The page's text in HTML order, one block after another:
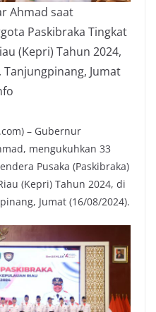
Ahmad saat
Paskibraka Tingkat
(Kepri) Tahun 2024,
Tanjungpinang, Jumat
– Gubernur
mengukuhkan 33
Pusaka (Paskibraka)
(Kepri) Tahun 2024, di
Jumat (16/08/2024).